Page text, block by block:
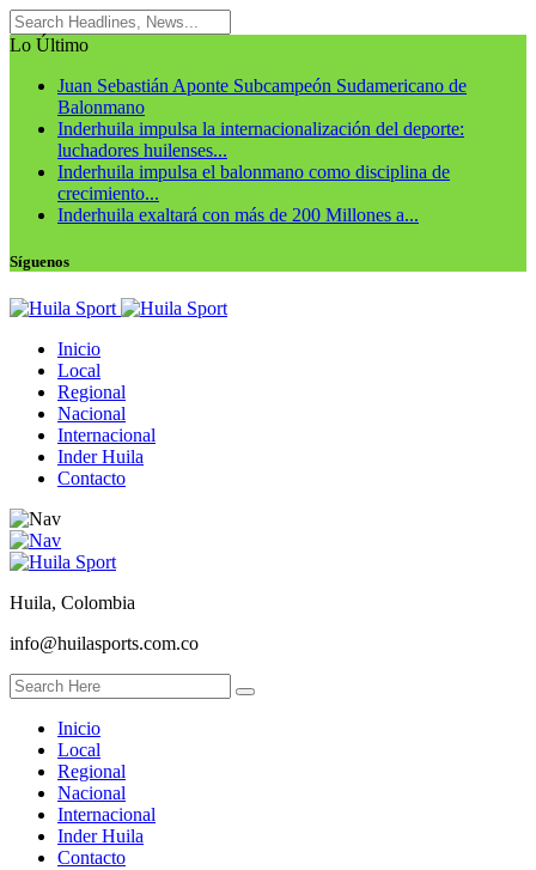
Lo Último
Juan Sebastián Aponte Subcampeón Sudamericano de
Balonmano
Inderhuila impulsa la internacionalización del deporte:
luchadores huilenses...
Inderhuila impulsa el balonmano como disciplina de
crecimiento...
Inderhuila exaltará con más de 200 Millones a...
Síguenos
Inicio
Local
Regional
Nacional
Internacional
Inder Huila
Contacto
Huila, Colombia
info@huilasports.com.co
Inicio
Local
Regional
Nacional
Internacional
Inder Huila
Contacto